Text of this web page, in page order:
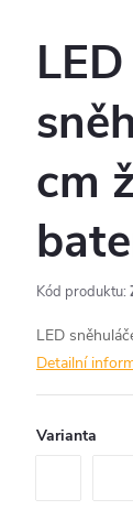
cm
Kód produktu:
LED
Detailní
Varianta